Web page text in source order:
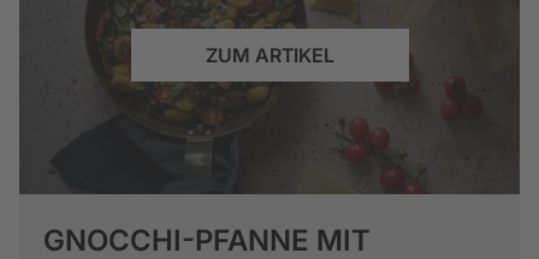
ZUM ARTIKEL
GNOCCHI-PFANNE MIT